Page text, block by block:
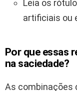
Leia os
artificiais ou
Por que essas
na saciedade?
As combinações